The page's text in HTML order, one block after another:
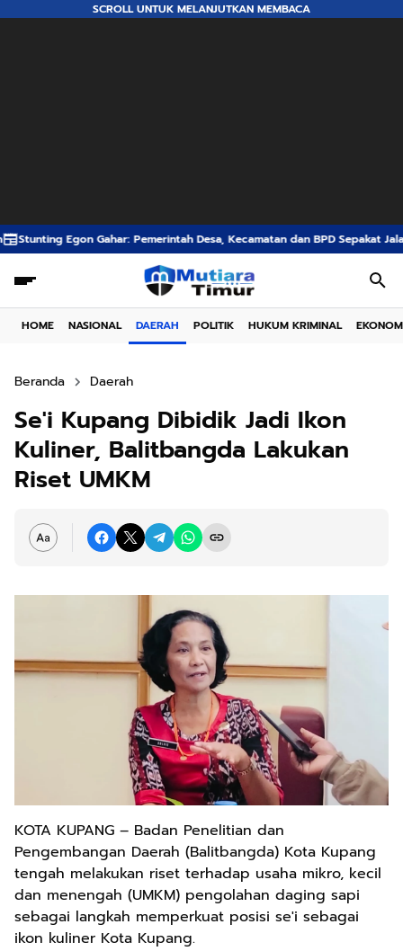
SCROLL UNTUK MELANJUTKAN MEMBACA
Desa, Kecamatan dan BPD Sepakat Jalankan Rekomendasi KKN
HOME NASIONAL DAERAH POLITIK HUKUM KRIMINAL
Beranda Daerah
Se'i Kupang Dibidik Jadi Ikon
Kuliner, Balitbangda Lakukan
Riset UMKM
KOTA KUPANG – Badan Penelitian dan
Pengembangan Daerah (Balitbangda) Kota Kupang
tengah melakukan riset terhadap usaha mikro, kecil
dan menengah (UMKM) pengolahan daging sapi
sebagai langkah memperkuat posisi se'i sebagai
ikon kuliner Kota Kupang.